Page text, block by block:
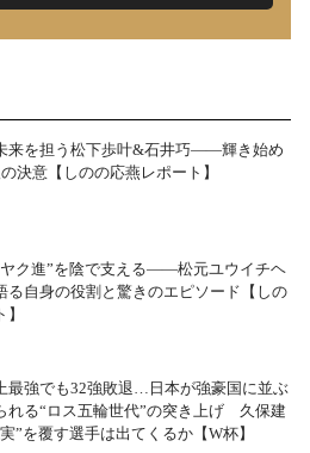
来を担う松下歩叶&石井巧――輝き始め
決意【しのの応燕レポート】
ヤク進”を陰で支える――松元ユウイチヘ
る自身の役割と驚きのエピソード【しの
最強でも32強敗退…日本が強豪国に並ぶ
る“ロス五輪世代”の突き上げ 久保建
”を覆す選手は出てくるか【W杯】